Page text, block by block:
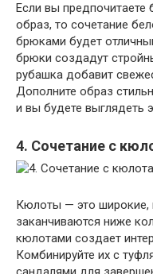
Если вы
образ, то сочетание
брюками будет
брюки создадут
рубашка добавит
Дополните образ
и вы будете выглядеть
4. Сочетание с
Кюлоты — это
заканчиваются ниже
кюлотами создает
Комбинируйте их с